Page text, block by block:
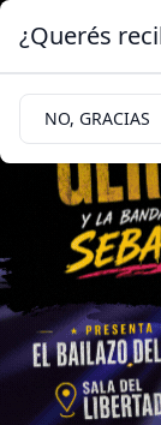
Economía
24/06/2026
INDEC:
¿Querés
NO, GRACIAS